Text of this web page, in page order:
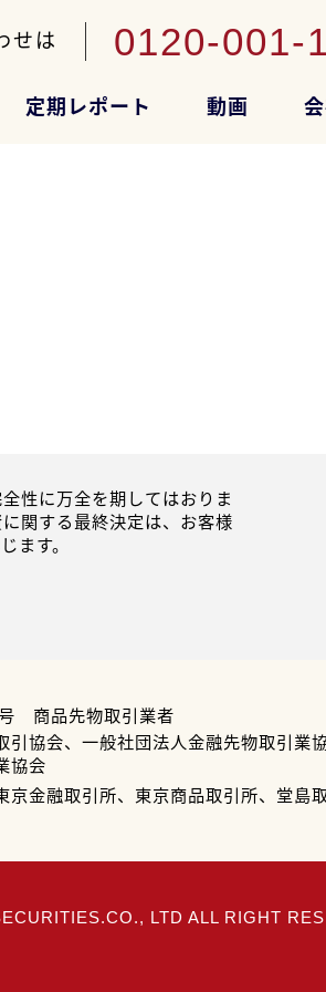
せは 0120-001-
定期レポート 動画
性に万全を期してはおりま
関する最終決定は、お客様
ます。
商品先物取引業者
引協会、一般社団法人金融先物取引業
協会
京金融取引所、東京商品取引所、堂島
LTD ALL RIGHT